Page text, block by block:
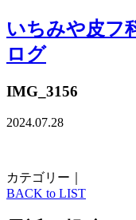
いちみや皮フ
ログ
IMG_3156
2024.07.28
カテゴリー｜
BACK to LIST